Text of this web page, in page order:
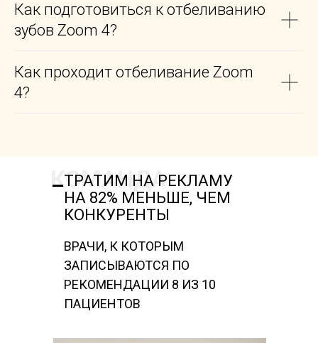
Как подготовиться к отбеливанию
зубов Zoom 4?
Как проходит отбеливание Zoom
4?
КОМАНДА
ТРАТИМ НА РЕКЛАМУ
НА 82% МЕНЬШЕ, ЧЕМ
КОНКУРЕНТЫ
ВРАЧИ, К КОТОРЫМ
ЗАПИСЫВАЮТСЯ ПО
РЕКОМЕНДАЦИИ 8 ИЗ 10
ПАЦИЕНТОВ